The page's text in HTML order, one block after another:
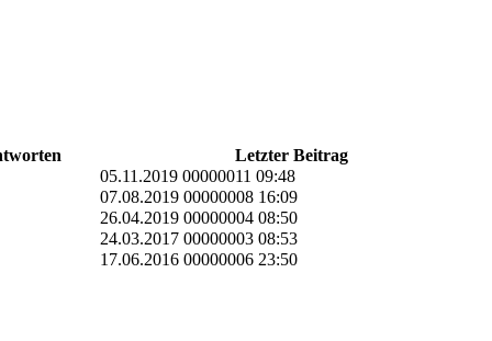
Letzter Beitrag
05.11.2019 00000011 09:48
07.08.2019 00000008 16:09
26.04.2019 00000004 08:50
24.03.2017 00000003 08:53
17.06.2016 00000006 23:50